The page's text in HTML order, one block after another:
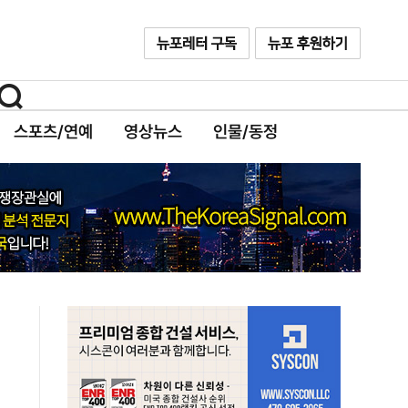
스포츠/연예 영상뉴스 인물/동정